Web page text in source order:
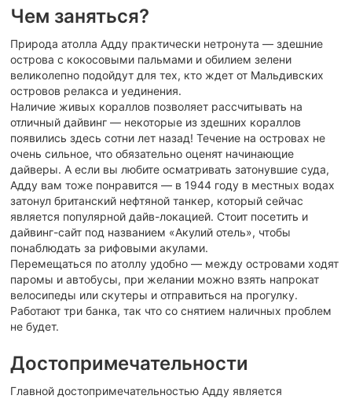
Чем заняться?
Природа атолла Адду практически нетронута — здешние
острова с кокосовыми пальмами и обилием зелени
великолепно подойдут для тех, кто ждет от Мальдивских
островов релакса и уединения.
Наличие живых кораллов позволяет рассчитывать на
отличный дайвинг — некоторые из здешних кораллов
появились здесь сотни лет назад! Течение на островах не
очень сильное, что обязательно оценят начинающие
дайверы. А если вы любите осматривать затонувшие суда,
Адду вам тоже понравится — в 1944 году в местных водах
затонул британский нефтяной танкер, который сейчас
является популярной дайв-локацией. Стоит посетить и
дайвинг-сайт под названием «Акулий отель», чтобы
понаблюдать за рифовыми акулами.
Перемещаться по атоллу удобно — между островами ходят
паромы и автобусы, при желании можно взять напрокат
велосипеды или скутеры и отправиться на прогулку.
Работают три банка, так что со снятием наличных проблем
не будет.
Достопримечательности
Главной достопримечательностью Адду является